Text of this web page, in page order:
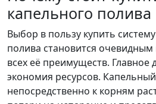
капельного полива
Выбор в пользу купить
полива становится
всех её преимуществ. Главное
экономия ресурсов.
непосредственно к корням